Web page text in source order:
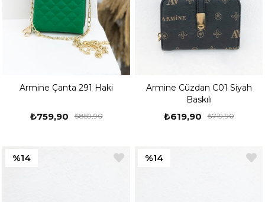
Armine Çanta 291 Haki
₺759,90 ₺859,90
Armine Cüzdan C01 Siyah
Baskılı
₺619,90 ₺719,90
%14 %14